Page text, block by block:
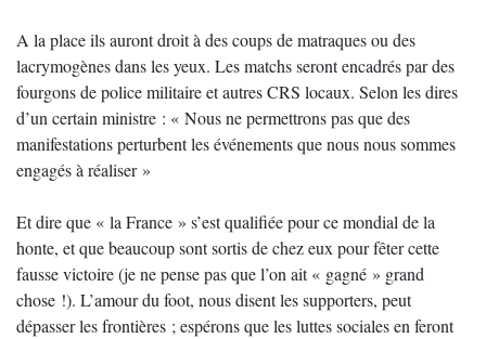
A la place ils auront droit à des coups de matraques ou des
lacrymogènes dans les yeux. Les matchs seront encadrés par des
fourgons de police militaire et autres CRS locaux. Selon les dires
d’un certain ministre : « Nous ne permettrons pas que des
manifestations perturbent les événements que nous nous sommes
engagés à réaliser »
Et dire que « la France » s’est qualifiée pour ce mondial de la
honte, et que beaucoup sont sortis de chez eux pour fêter cette
fausse victoire (je ne pense pas que l’on ait « gagné » grand
chose !). L’amour du foot, nous disent les supporters, peut
dépasser les frontières ; espérons que les luttes sociales en feront